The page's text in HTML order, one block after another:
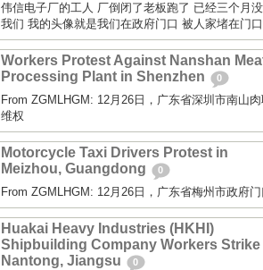
伟信电子厂的工人 厂倒闭了老板跑了 已经三个月
我们 我的头像就是我们在政府门口 被人家堵在门
Workers Protest Against Nanshan
Processing Plant in Shenzhen
0
From ZGMLHGM: 12月26日，广东省深圳市南山
维权
Motorcycle Taxi Drivers Protest in
Meizhou, Guangdong
0
From ZGMLHGM: 12月26日，广东省梅州市政府
Huakai Heavy Industries (HKHI)
Shipbuilding Company Workers Strike
Nantong, Jiangsu
0